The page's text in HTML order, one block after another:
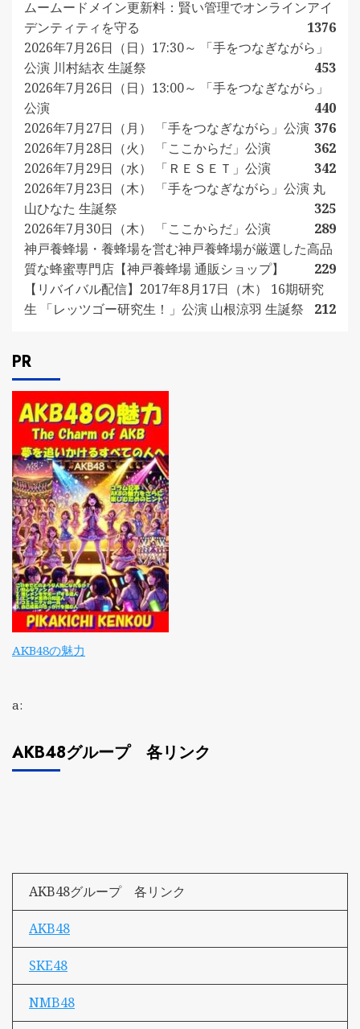
ムームードメイン更新料：賢い管理でオンラインアイ
デンティティを守る
1376
2026年7月26日（日）17:30～ 「手をつなぎながら」
公演 川村結衣 生誕祭
453
2026年7月26日（日）13:00～ 「手をつなぎながら」
公演
440
2026年7月27日（月） 「手をつなぎながら」公演 376
2026年7月28日（火） 「ここからだ」公演
362
2026年7月29日（水） 「ＲＥＳＥＴ」公演
342
2026年7月23日（木） 「手をつなぎながら」公演 丸
山ひなた 生誕祭
325
2026年7月30日（木） 「ここからだ」公演
289
神戸養蜂場・養蜂場を営む神戸養蜂場が厳選した高品
質な蜂蜜専門店【神戸養蜂場 通販ショップ】
229
【リバイバル配信】2017年8月17日（木） 16期研究
生 「レッツゴー研究生！」公演 山根涼羽 生誕祭
212
PR
AKB48の魅力
a:
AKB48グループ 各リンク
AKB48グループ 各リンク
AKB48
SKE48
NMB48